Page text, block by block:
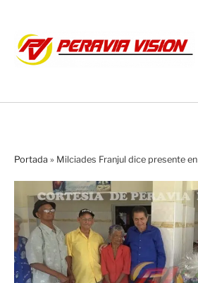
Portada » Milciades Franjul dice presente